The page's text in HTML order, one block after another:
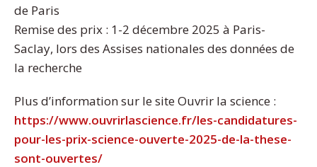
de Paris
Remise des prix : 1-2 décembre 2025 à Paris-
Saclay, lors des Assises nationales des données de
la recherche
Plus d’information sur le site Ouvrir la science :
https://www.ouvrirlascience.fr/les-candidatures-
pour-les-prix-science-ouverte-2025-de-la-these-
sont-ouvertes/